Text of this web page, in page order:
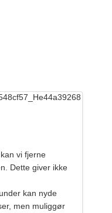
vi fjerne
Dette giver ikke
kan nyde
men muliggør